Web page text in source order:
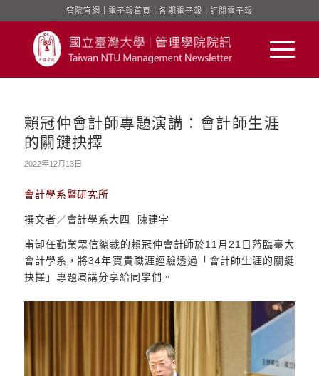
管院官網 電子報首頁 ｜各期電子報 訂閱電子報
賴冠仲會計師專題演講：會計師生涯
的關鍵抉擇
2022年12月13日
會計學系暨研究所
撰文者／會計學系大四 陳建宇
甫卸任勤業眾信總裁的賴冠仲會計師於11月21日蒞臨臺大
會計學系，將34年寶貴職涯經驗透過「會計師生涯的關鍵
抉擇」專題演講分享給同學們。